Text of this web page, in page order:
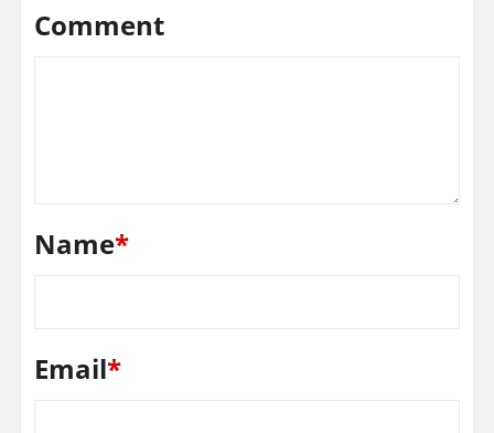
Comment
Name*
Email*